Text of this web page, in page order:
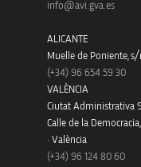
info@avi.gva.es
ALICANTE
Muelle de Poniente,
(+34) 96 654 59 30
VALÈNCIA
Ciutat Administrativa
Calle de la
· València
(+34) 96 124 80 60